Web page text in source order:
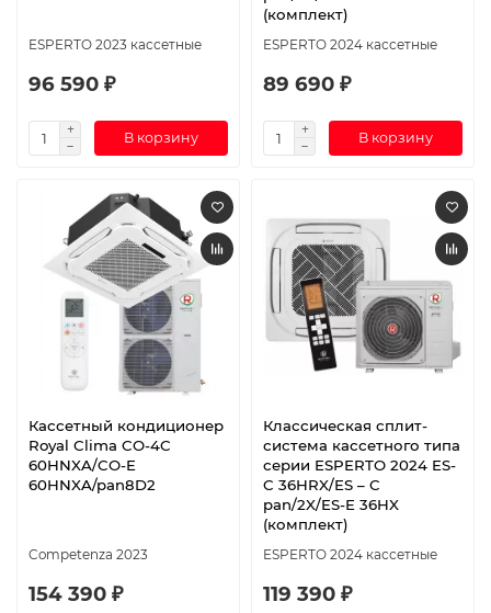
ESPERTO 2023 кассетные
96 590 ₽
В корзину
(комплект)
ESPERTO 2024 кассетные
89 690 ₽
В корзину
Кассетный кондиционер
Royal Clima CO-4C
60HNXA/CO-E
60HNXA/pan8D2
Competenza 2023
154 390 ₽
Классическая сплит-
система кассетного типа
серии ESPERTO 2024 ES-
C 36HRX/ES – C
pan/2X/ES-E 36HX
(комплект)
ESPERTO 2024 кассетные
119 390 ₽